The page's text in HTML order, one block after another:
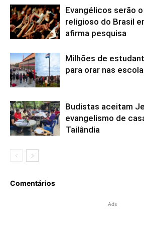
Evangélicos serão
religioso do Brasil
afirma pesquisa
Milhões de
para orar nas
Budistas aceitam
evangelismo de
Tailândia
Comentários
Ads